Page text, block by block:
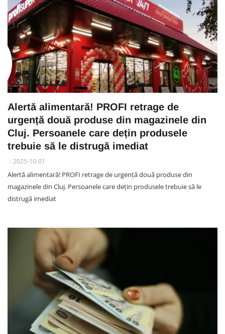
Alertă alimentară! PROFI retrage de
urgență două produse din magazinele din
Cluj. Persoanele care dețin produsele
trebuie să le distrugă imediat
2025-10-01
Alertă alimentară! PROFI retrage de urgență două produse din
magazinele din Cluj. Persoanele care dețin produsele trebuie să le
distrugă imediat